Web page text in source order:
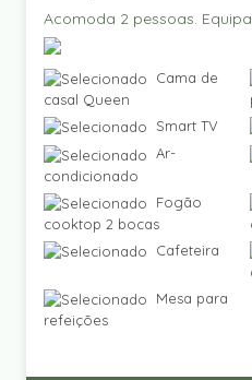
Acomoda 2 pessoas.
Cama de
casal Queen
Smart TV
Ar-
condicionado
Fogão
cooktop 2 bocas
Cafeteira
Mesa para
refeições